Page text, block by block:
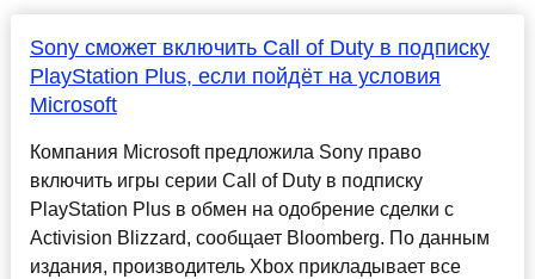
Sony сможет включить Call of Duty в подписку
PlayStation Plus, если пойдёт на условия
Microsoft
Компания Microsoft предложила Sony право
включить игры серии Call of Duty в подписку
PlayStation Plus в обмен на одобрение сделки с
Activision Blizzard, сообщает Bloomberg. По данным
издания, производитель Xbox прикладывает все